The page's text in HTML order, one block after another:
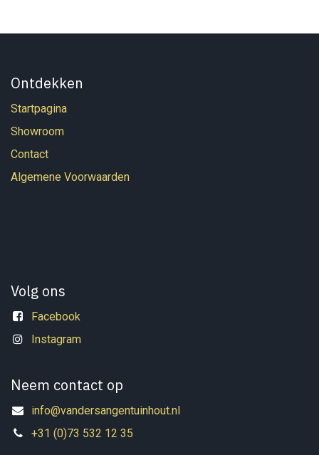
Ontdekken
Startpagina
Showroom
Contact
Algemene Voorwaarden
Volg ons
Facebook
Instagram
Neem contact op
info@vandersangentuinhout.nl
+31 (0)73 532 12 35